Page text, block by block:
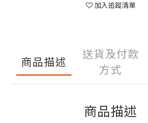
加入追蹤清單
商品描述
送貨及付款
方式
商品描述